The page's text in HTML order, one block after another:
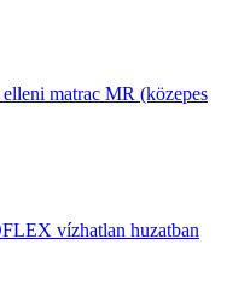
matrac MR (közepes
vízhatlan huzatban